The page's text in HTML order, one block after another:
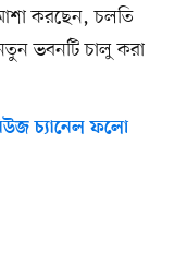
আশা করছেন, চলতি
ভবনটি চালু করা
চ্যানেল ফলো